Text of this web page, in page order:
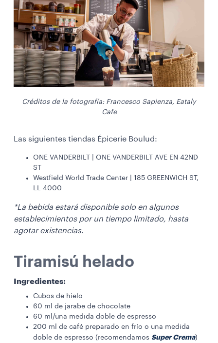
Créditos de la fotografía: Francesco Sapienza, Eataly
Cafe
Las siguientes tiendas Épicerie Boulud:
ONE VANDERBILT | ONE VANDERBILT AVE EN 42ND
ST
Westfield World Trade Center | 185 GREENWICH ST,
LL 4000
*La bebida estará disponible solo en algunos
establecimientos por un tiempo limitado, hasta
agotar existencias.
Tiramisú helado
Ingredientes:
Cubos de hielo
60 ml de jarabe de chocolate
60 ml/una medida doble de espresso
200 ml de café preparado en frío o una medida
doble de espresso (recomendamos Super Crema)